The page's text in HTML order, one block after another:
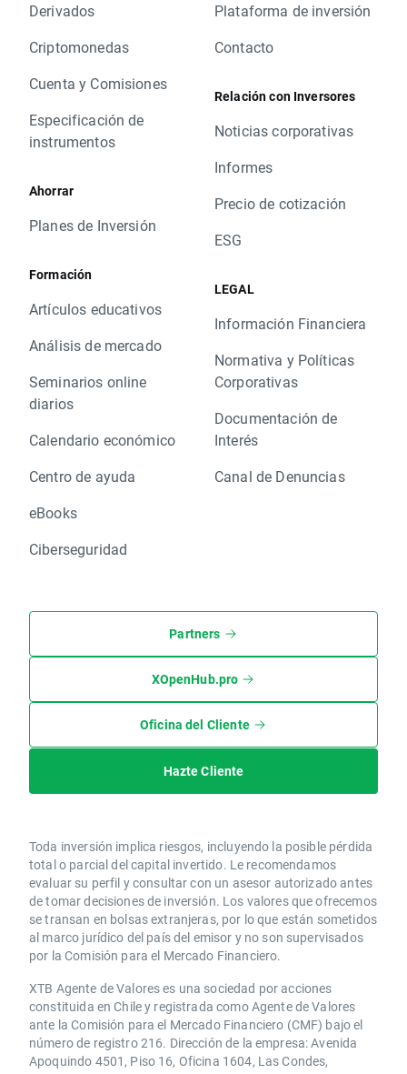
Derivados
Criptomonedas
Cuenta y Comisiones
Especificación de
instrumentos
Ahorrar
Planes de Inversión
Formación
Artículos educativos
Análisis de mercado
Seminarios online
diarios
Calendario económico
Centro de ayuda
eBooks
Ciberseguridad
Plataforma de inversión
Contacto
Relación con Inversores
Noticias corporativas
Informes
Precio de cotización
ESG
LEGAL
Información Financiera
Normativa y Políticas
Corporativas
Documentación de
Interés
Canal de Denuncias
Partners
XOpenHub.pro
Oficina del Cliente
Hazte Cliente
Toda inversión implica riesgos, incluyendo la posible pérdida
total o parcial del capital invertido. Le recomendamos
evaluar su perfil y consultar con un asesor autorizado antes
de tomar decisiones de inversión. Los valores que ofrecemos
se transan en bolsas extranjeras, por lo que están sometidos
al marco jurídico del país del emisor y no son supervisados
por la Comisión para el Mercado Financiero.
XTB Agente de Valores es una sociedad por acciones
constituida en Chile y registrada como Agente de Valores
ante la Comisión para el Mercado Financiero (CMF) bajo el
número de registro 216. Dirección de la empresa: Avenida
Apoquindo 4501, Piso 16, Oficina 1604, Las Condes,